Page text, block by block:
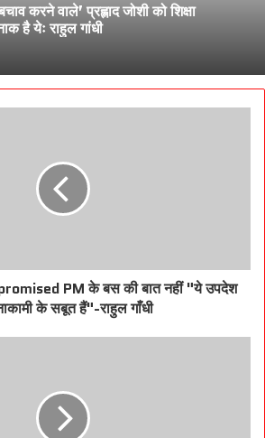
करने वाले’ प्रह्लाद जोशी को शिक्षा
है येः राहुल गांधी
PM के बस की बात नहीं "ये उपदेश
के सबूत हैं"-राहुल गाँधी